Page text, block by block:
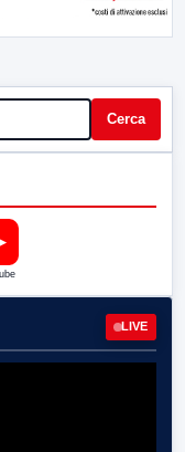
Cerca
LIVE